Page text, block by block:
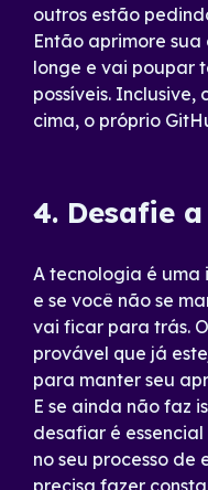
outros estão
Então aprimore
longe e vai poupar
possíveis. Inclusive,
cima, o próprio
4. Desafie
A tecnologia é
e se você não se
vai ficar para trás.
provável que já
para manter seu
E se ainda não faz
desafiar é
no seu processo de
precisa fazer